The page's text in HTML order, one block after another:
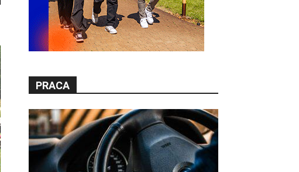
PRACA